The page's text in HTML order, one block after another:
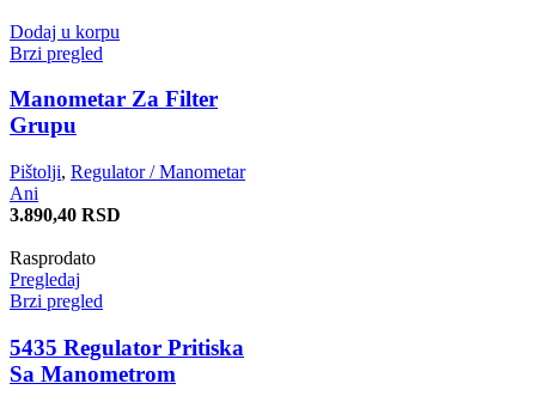
Dodaj u korpu
Brzi pregled
Manometar Za Filter
Grupu
Pištolji, Regulator / Manometar
Ani
3.890,40 RSD
Rasprodato
Pregledaj
Brzi pregled
5435 Regulator Pritiska
Sa Manometrom